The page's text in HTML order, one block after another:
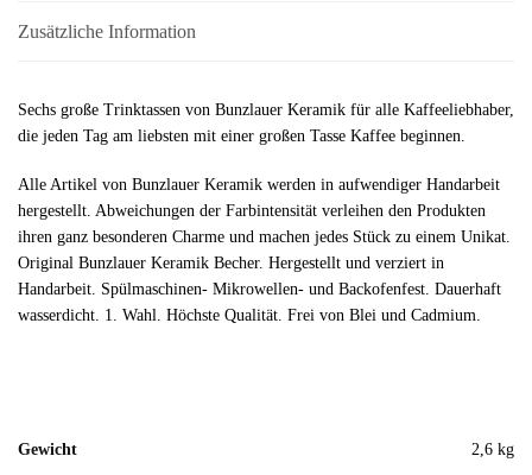
Zusätzliche Information
Sechs große Trinktassen von Bunzlauer Keramik für alle Kaffeeliebhaber,
die jeden Tag am liebsten mit einer großen Tasse Kaffee beginnen.
Alle Artikel von Bunzlauer Keramik werden in aufwendiger Handarbeit
hergestellt. Abweichungen der Farbintensität verleihen den Produkten
ihren ganz besonderen Charme und machen jedes Stück zu einem Unikat.
Original Bunzlauer Keramik Becher. Hergestellt und verziert in
Handarbeit. Spülmaschinen- Mikrowellen- und Backofenfest. Dauerhaft
wasserdicht. 1. Wahl. Höchste Qualität. Frei von Blei und Cadmium.
Gewicht 2,6 kg